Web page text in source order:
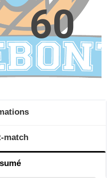
60
match